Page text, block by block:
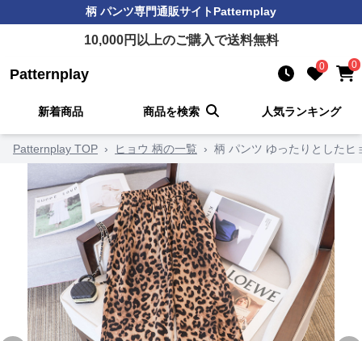
柄 パンツ専門通販サイトPatternplay
10,000円以上のご購入で送料無料
Patternplay 0 0
新着商品 商品を検索 人気ランキング
Patternplay TOP › ヒョウ 柄の一覧 › 柄 パンツ ゆったりとしたヒ